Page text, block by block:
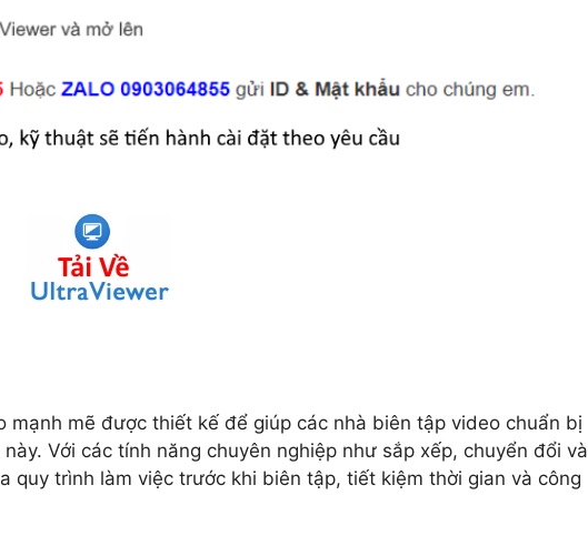
mẽ được thiết kế để giúp các nhà biên tập video chuẩn bị
Với các tính năng chuyên nghiệp như sắp xếp, chuyển đổi và
quy trình làm việc trước khi biên tập, tiết kiệm thời gian và công